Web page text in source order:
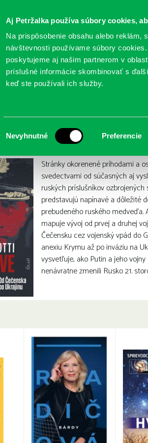
Aj Petržalka používa súbory cookies,
Na prispôsobenie obsahu alebo reklám,
návštevnosti používame súbory
poskytujeme aj našim partnerom v
príslušné informácie skombinovať s
keď ste používali ich služby.
súhlasu
Nevyhnutné Preferencie
ONLINE KATALÓGY
Mark: Putinove
Stránky okorenené príhodami a
svedectvami od súčasných aj
ruských príslušníkov ozbrojených
predstavujú napínavé a dôležité
prebudeného ruského medveďa.
mapuje vývoj od prvej a druhej
Čečensku cez vojenský vpád do
anexiu Krymu až po inváziu na
vysvetľuje, ako Putin a jeho vojny
nenávratne zmenili Rusko 21.